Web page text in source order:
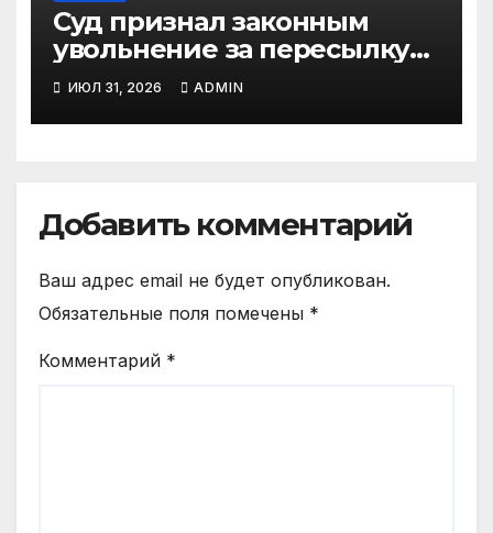
Суд признал законным
увольнение за пересылку
рабочих файлов на личную
почту
ИЮЛ 31, 2026 ADMIN
Добавить комментарий
Ваш адрес email не будет опубликован.
Обязательные поля помечены *
Комментарий *